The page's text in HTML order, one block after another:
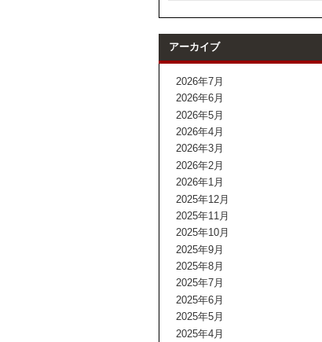
アーカイブ
2026年7月
2026年6月
2026年5月
2026年4月
2026年3月
2026年2月
2026年1月
2025年12月
2025年11月
2025年10月
2025年9月
2025年8月
2025年7月
2025年6月
2025年5月
2025年4月